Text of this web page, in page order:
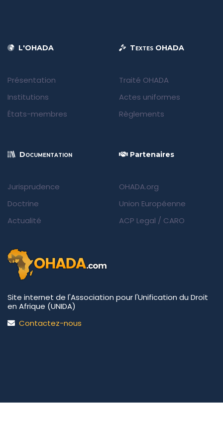
L'OHADA
Présentation
Institutions
États-membres
Textes OHADA
Traité OHADA
Actes uniformes
Règlements
Documentation
Jurisprudence
Doctrine
Actualité
Partenaires
OHADA.org
Union Européenne
ACP Legal / CARO
Site internet de l'Association pour l'Unification du Droit
en Afrique (UNIDA)
Contactez-nous